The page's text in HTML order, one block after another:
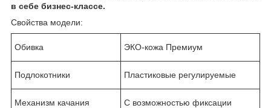
в себе бизнес-классе.
Свойства модели:
Обивка ЭКО-кожа Премиум
Подлокотники Пластиковые регулируемые
Механизм качания
С возможностью фиксации